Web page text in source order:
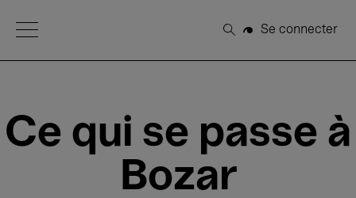
Open Menu
Rechercher
Se connecter
Ce qui se passe à
Bozar